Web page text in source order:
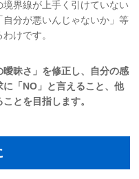
界線が上手く引けていない
分が悪いんじゃないか」等
けです。
昧さ」を修正し、自分の感
「NO」と言えること、他
とを目指します。